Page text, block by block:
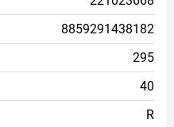
8859291438182
295
40
R